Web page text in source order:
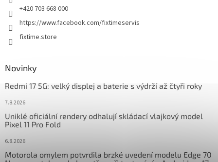
+420 703 668 000
https://www.facebook.com/fixtimeservis
fixtime.store
Novinky
Redmi 17 5G: velký displej a baterie s výdrží až čtyři roky
7.8.2026
Uniklé oficiální rendery odhalují skládací vlajkový model
Pixel 11 Pro Fold
6.8.2026
Motorola omylem potvrdila brzké uvedení modelu Edge 70